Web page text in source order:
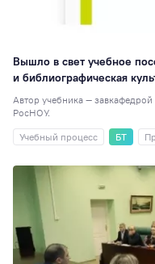
Вышло в свет учебное
и библиографическая
Автор учебника —
РосНОУ.
Учебный процесс
БТ